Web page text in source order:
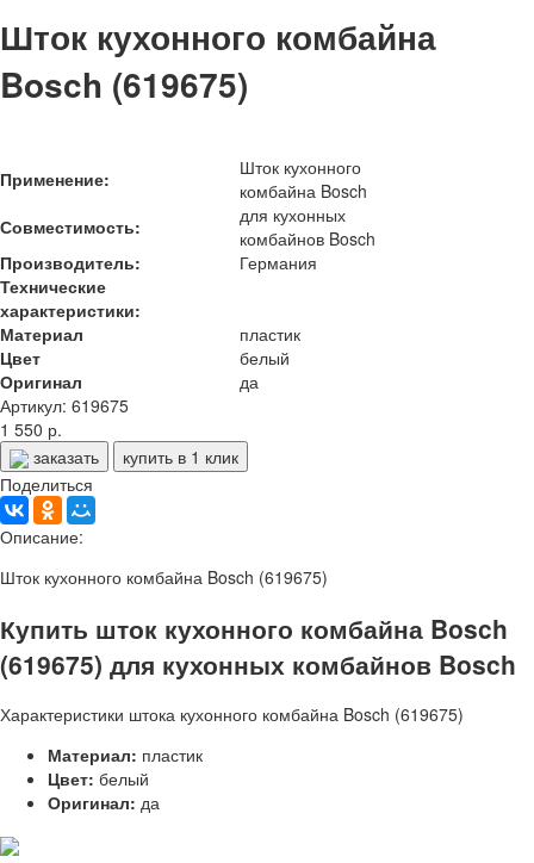
Шток кухонного комбайна
Bosch (619675)
Применение:
Шток кухонного
комбайна Bosch
Совместимость:
для кухонных
комбайнов Bosch
Производитель:
Германия
Технические
характеристики:
Материал
пластик
Цвет
белый
Оригинал
да
Артикул: 619675
1 550 р.
заказать
купить в 1 клик
Поделиться
Описание:
Шток кухонного комбайна Bosch (619675)
Купить шток кухонного комбайна Bosch
(619675) для кухонных комбайнов Bosch
Характеристики штока кухонного комбайна Bosch (619675)
Материал: пластик
Цвет: белый
Оригинал: да